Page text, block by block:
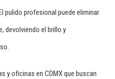
pulido profesional puede eliminar
devolviendo el brillo y
y oficinas en CDMX que buscan